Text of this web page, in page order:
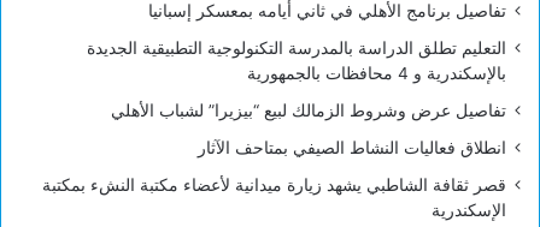
تفاصيل برنامج الأهلي في ثاني أيامه بمعسكر إسبانيا
التعليم تطلق الدراسة بالمدرسة التكنولوجية التطبيقية الجديدة
بالإسكندرية و 4 محافظات بالجمهورية
تفاصيل عرض وشروط الزمالك لبيع “بيزيرا” لشباب الأهلي
انطلاق فعاليات النشاط الصيفي بمتاحف الآثار
قصر ثقافة الشاطبي يشهد زيارة ميدانية لأعضاء مكتبة النشء بمكتبة
الإسكندرية